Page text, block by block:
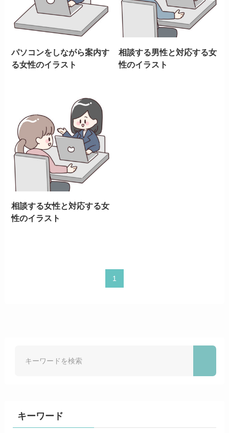
パソコンをしながら案内す
る女性のイラスト
相談する男性と対応する女
性のイラスト
相談する女性と対応する女
性のイラスト
1
キーワード